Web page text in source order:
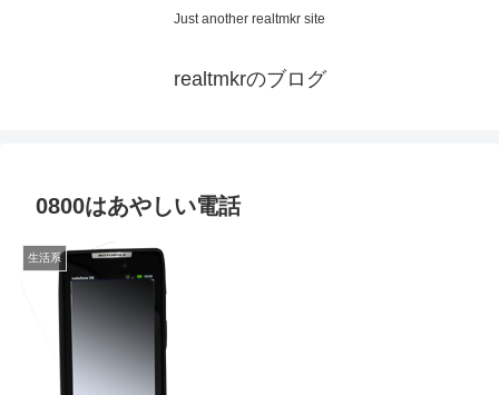
Just another realtmkr site
realtmkrのブログ
0800はあやしい電話
生活系